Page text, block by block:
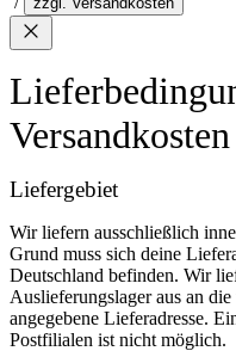
Liefergebiet
Wir liefern ausschließlich
Grund muss sich deine
Deutschland befinden. Wir
Auslieferungslager aus an
angegebene Lieferadresse.
Postfilialen ist nicht möglich.